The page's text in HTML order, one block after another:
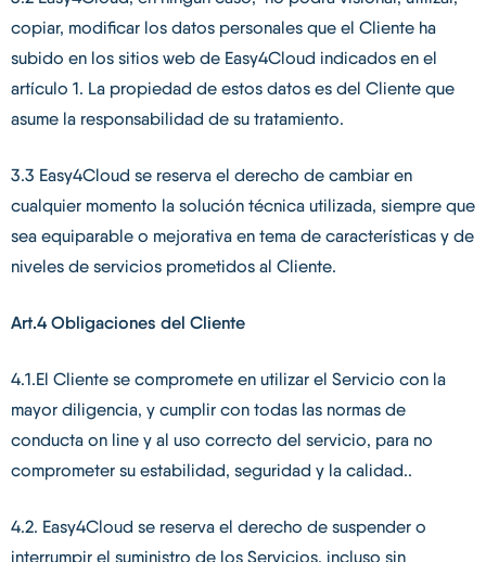
copiar, modificar los datos personales que el Cliente ha
subido en los sitios web de Easy4Cloud indicados en el
artículo 1. La propiedad de estos datos es del Cliente que
asume la responsabilidad de su tratamiento.
3.3 Easy4Cloud se reserva el derecho de cambiar en
cualquier momento la solución técnica utilizada, siempre que
sea equiparable o mejorativa en tema de características y de
niveles de servicios prometidos al Cliente.
Art.4 Obligaciones del Cliente
4.1.El Cliente se compromete en utilizar el Servicio con la
mayor diligencia, y cumplir con todas las normas de
conducta on line y al uso correcto del servicio, para no
comprometer su estabilidad, seguridad y la calidad..
4.2. Easy4Cloud se reserva el derecho de suspender o
interrumpir el suministro de los Servicios, incluso sin